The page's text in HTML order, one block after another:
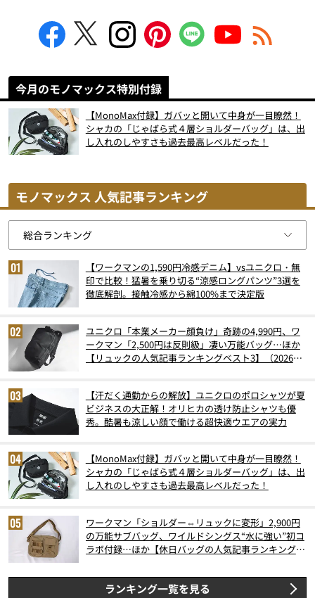
今月のモノマックス特別付録
【MonoMax付録】ガバッと開いて中身が一目瞭然！
シャカの「じゃばら式４層ショルダーバッグ」は、出
し入れのしやすさも過去最高レベルだった！
モノマックス 人気記事ランキング
【ワークマンの1,590円冷感デニム】vsユニクロ・無
印で比較！猛暑を乗り切る“涼感ロングパンツ”3選を
徹底解剖。接触冷感から綿100%まで決定版
ユニクロ「本業メーカー顔負け」奇跡の4,990円、ワ
ークマン「2,500円は反則級」凄い万能バッグ…ほか
【リュックの人気記事ランキングベスト3】（2026年
【汗だく通勤からの解放】ユニクロのポロシャツが夏
ビジネスの大正解！オリヒカの透け防止シャツも優
秀。酷暑も涼しい顔で働ける超快適ウエアの実力
【MonoMax付録】ガバッと開いて中身が一目瞭然！
シャカの「じゃばら式４層ショルダーバッグ」は、出
し入れのしやすさも過去最高レベルだった！
ワークマン「ショルダー⇔リュックに変形」2,900円
の万能サブバッグ、ワイルドシングス“水に強い”初コ
ラボ付録…ほか【休日バッグの人気記事ランキングベ
ランキング一覧を見る